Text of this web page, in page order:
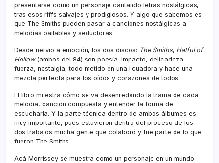
presentarse como un personaje cantando letras nostálgicas,
tras esos riffs salvajes y prodigiosos. Y algo que sabemos es
que The Smiths pueden pasar a canciones nostálgicas a
melodías bailables y seductoras.
Desde nervio a emoción, los dos discos: The Smiths, Hatful of
Hollow (ambos del 84) son poesía. Impacto, delicadeza,
fuerza, nostalgia, todo metido en una licuadora y hace una
mezcla perfecta para los oídos y corazones de todos.
El libro muestra cómo se va desenredando la trama de cada
melodía, canción compuesta y entender la forma de
escucharla. Y la parte técnica dentro de ambos álbumes es
muy importante, pues estuvieron dentro del proceso de los
dos trabajos mucha gente que colaboró y fue parte de lo que
fueron The Smiths.
Acá Morrissey se muestra como un personaje en un mundo